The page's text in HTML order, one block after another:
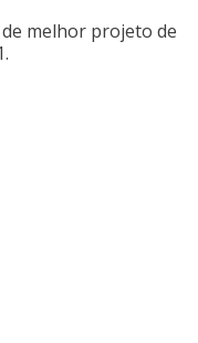
melhor projeto de